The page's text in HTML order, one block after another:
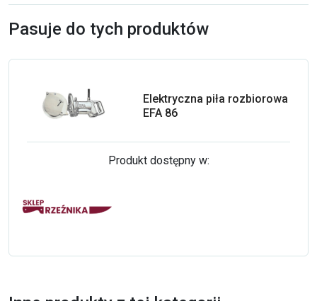
Pasuje do tych produktów
Elektryczna piła rozbiorowa
EFA 86
Produkt dostępny w: